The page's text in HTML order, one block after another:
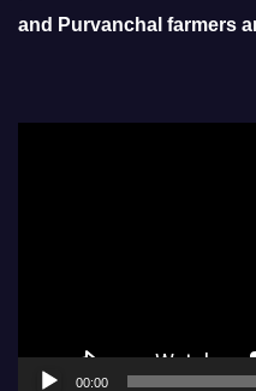
and Purvanchal farmers
00:00